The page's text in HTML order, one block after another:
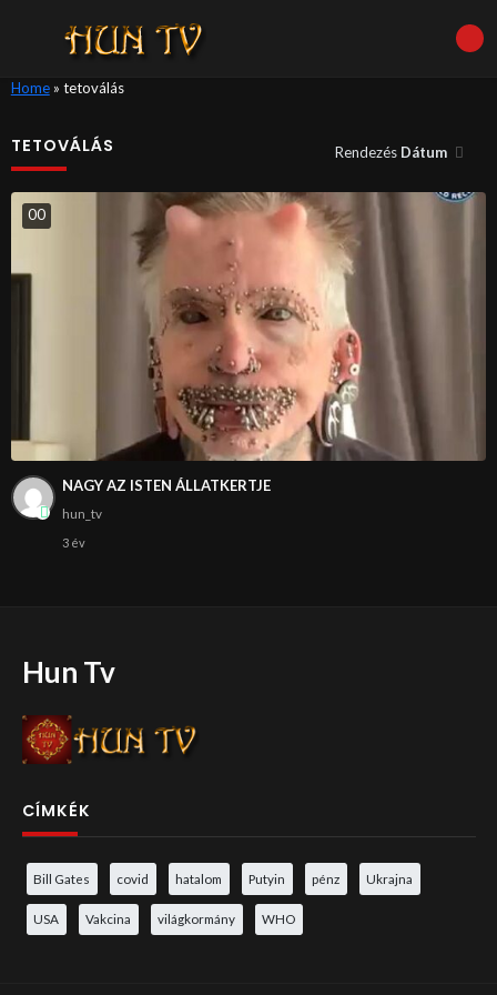
Home» tetoválás
TETOVÁLÁS Rendezés Dátum
00
NAGY AZ ISTEN ÁLLATKERTJE
hun_tv
3 év
Hun Tv
CÍMKÉK
Bill Gates covid hatalom Putyin pénz Ukrajna
USA Vakcina világkormány WHO